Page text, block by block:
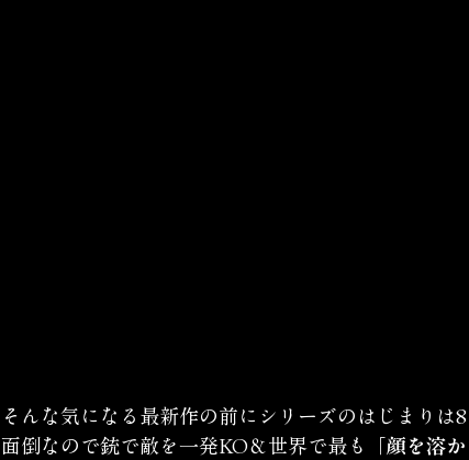
そんな気になる最新作の前にシリーズのはじまりは
面倒なので銃で敵を一発KO＆世界で最も
「顔を溶